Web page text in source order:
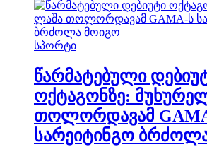
სპორტი
წარმატებული
ოქტაგონზე:
თოლორდავამ
სარეიტინგო